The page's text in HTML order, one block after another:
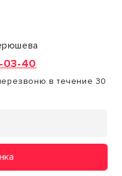
03-40
в течение 30